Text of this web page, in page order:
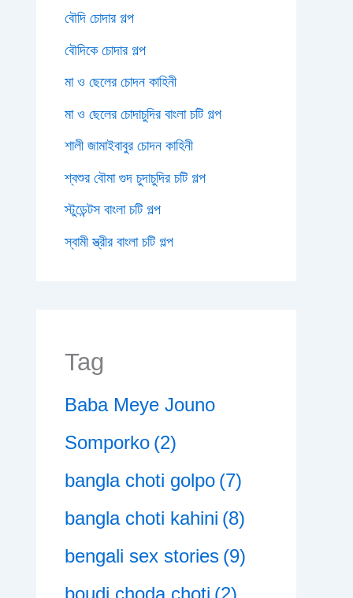
বৌদি চোদার গল্প
বৌদিকে চোদার গল্প
মা ও ছেলের চোদন কাহিনী
মা ও ছেলের চোদাচুদির বাংলা চটি গল্প
শালী জামাইবাবুর চোদন কাহিনী
শ্বশুর বৌমা গুদ চুদাচুদির চটি গল্প
স্টুডেন্টস বাংলা চটি গল্প
স্বামী স্ত্রীর বাংলা চটি গল্প
Tag
Baba Meye Jouno
Somporko (2)
bangla choti golpo (7)
bangla choti kahini (8)
bengali sex stories (9)
boudi choda choti (2)